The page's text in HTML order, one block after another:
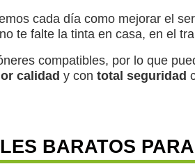
cada día como mejorar el
te falte la tinta en casa, en el
compatibles, por lo que
calidad y con total seguridad
BARATOS